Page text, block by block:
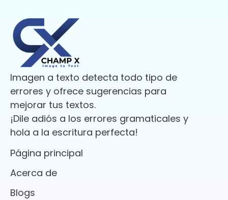
Imagen a texto detecta todo tipo de
errores y ofrece sugerencias para
mejorar tus textos.
¡Dile adiós a los errores gramaticales y
hola a la escritura perfecta!
Página principal
Acerca de
Blogs